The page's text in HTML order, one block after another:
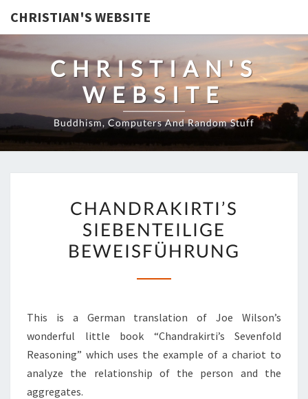
CHRISTIAN'S WEBSITE
CHRISTIAN'S
WEBSITE
Buddhism, Computers And Random Stuff
SIEBENTEILIGE
BEWEISFÜHRUNG
CHANDRAKIRTI’S
SIEBENTEILIGE
BEWEISFÜHRUNG
This is a German translation of Joe Wilson’s
wonderful little book “Chandrakirti’s Sevenfold
Reasoning” which uses the example of a chariot to
analyze the relationship of the person and the
aggregates.